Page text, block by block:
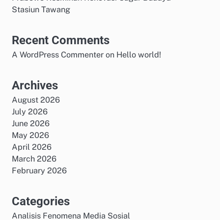
Stasiun Tawang
Recent Comments
A WordPress Commenter on Hello world!
Archives
August 2026
July 2026
June 2026
May 2026
April 2026
March 2026
February 2026
Categories
Analisis Fenomena Media Sosial